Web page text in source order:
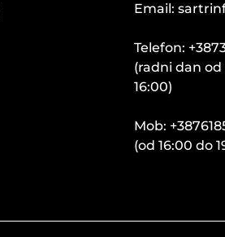
Email:
Telefon:
(radni dan
16:00)
Mob:
(od 16:00 do